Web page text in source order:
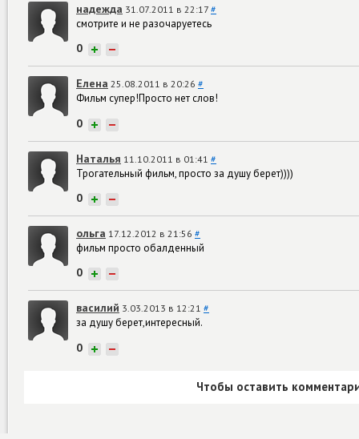
надежда 31.07.2011 в 22:17 #
смотрите и не разочаруетесь
0 + −
Елена 25.08.2011 в 20:26 #
Фильм супер!Просто нет слов!
0 + −
Наталья 11.10.2011 в 01:41 #
Трогательный фильм, просто за душу берет))))
0 + −
ольга 17.12.2012 в 21:56 #
фильм просто обалденный
0 + −
василий 3.03.2013 в 12:21 #
за душу берет,интересный.
0 + −
Чтобы оставить